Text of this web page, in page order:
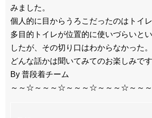
みました。
個人的に目からうろこだったのはトイレ
多目的トイレが位置的に使いづらいと
したが、その切り口はわからなかった。
どんな話かは聞いてみてのお楽しみです
By 普段着チーム
～～☆～～～☆～～～☆～～～☆～～